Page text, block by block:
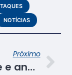
NOTÍCIAS
Próximo
Gerente e analista do Senac SE participam 1ª Oficina de Letramento e Inclusão do Multitude Edu 2024